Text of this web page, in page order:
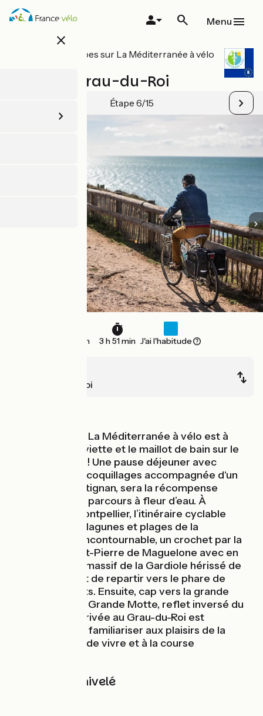
Aller
au
close
Menu
Toutes les étapes sur La Méditerranée à vélo
Sète / Le Grau-du-Roi
Étape 6/15
57 km 3 h 51 min J'ai l'habitude
Le Grau du Roi
Cette étape de La Méditerranée à vélo est à
parcourir la serviette et le maillot de bain sur le
porte-bagages ! Une pause déjeuner avec
dégustation de coquillages accompagnée d'un
muscat de Frontignan, sera la récompense
suprême sur ce parcours à fleur d’eau. À
proximité de Montpellier, l’itinéraire cyclable
serpente entre lagunes et plages de la
Méditerranée. Incontournable, un crochet par la
cathédrale Saint-Pierre de Maguelone avec en
toile de fond le massif de la Gardiole hérissé de
garrigues, avant de repartir vers le phare de
Palavas-les-Flots. Ensuite, cap vers la grande
pyramide de La Grande Motte, reflet inversé du
pic St-Loup. L’arrivée au Grau-du-Roi est
l’occasion de se familiariser aux plaisirs de la
glisse, à son art de vivre et à la course
Pentes et dénivelé